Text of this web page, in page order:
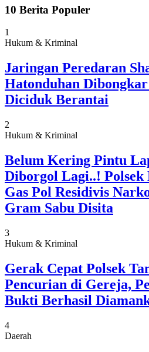
10 Berita Populer
1
Hukum & Kriminal
Jaringan Peredaran
Hatonduhan
Diciduk Berantai
2
Hukum & Kriminal
Belum Kering Pintu
Diborgol Lagi..! Polsek
Gas Pol Residivis
Gram Sabu Disita
3
Hukum & Kriminal
Gerak Cepat Polsek
Pencurian di Gereja,
Bukti Berhasil
4
Daerah